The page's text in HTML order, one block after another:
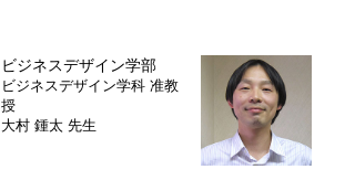
ビジネスデザイン学部
ビジネスデザイン学科 准教
授
大村 鍾太 先生